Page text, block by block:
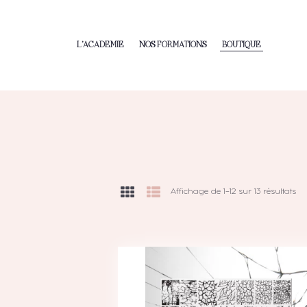
L’ACADEMIE NOS FORMATIONS BOUTIQUE
Affichage de 1–12 sur 13 résultats